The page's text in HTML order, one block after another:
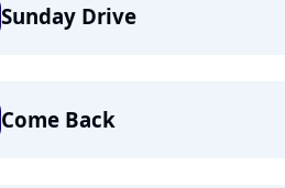
Sunday Drive
Come Back